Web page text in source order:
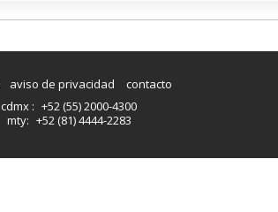
aviso de privacidad
contacto
cdmx : +52 (55) 2000-4300
mty: +52 (81) 4444-2283